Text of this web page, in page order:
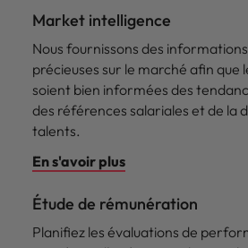
Market intelligence
Nous fournissons des
précieuses sur le marché afin que
soient bien informées des
des références salariales et de la
talents.
En s'avoir plus
Étude de rémunération
Planifiez les évaluations de